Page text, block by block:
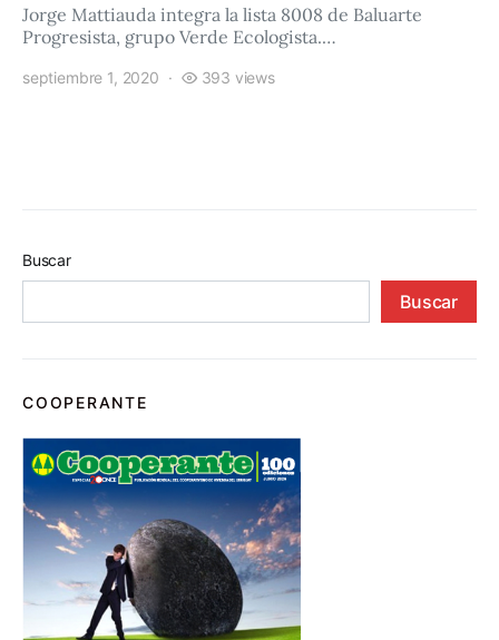
Jorge Mattiauda integra la lista 8008 de Baluarte
Progresista, grupo Verde Ecologista.…
septiembre 1, 2020 393 views
Buscar
Buscar
COOPERANTE